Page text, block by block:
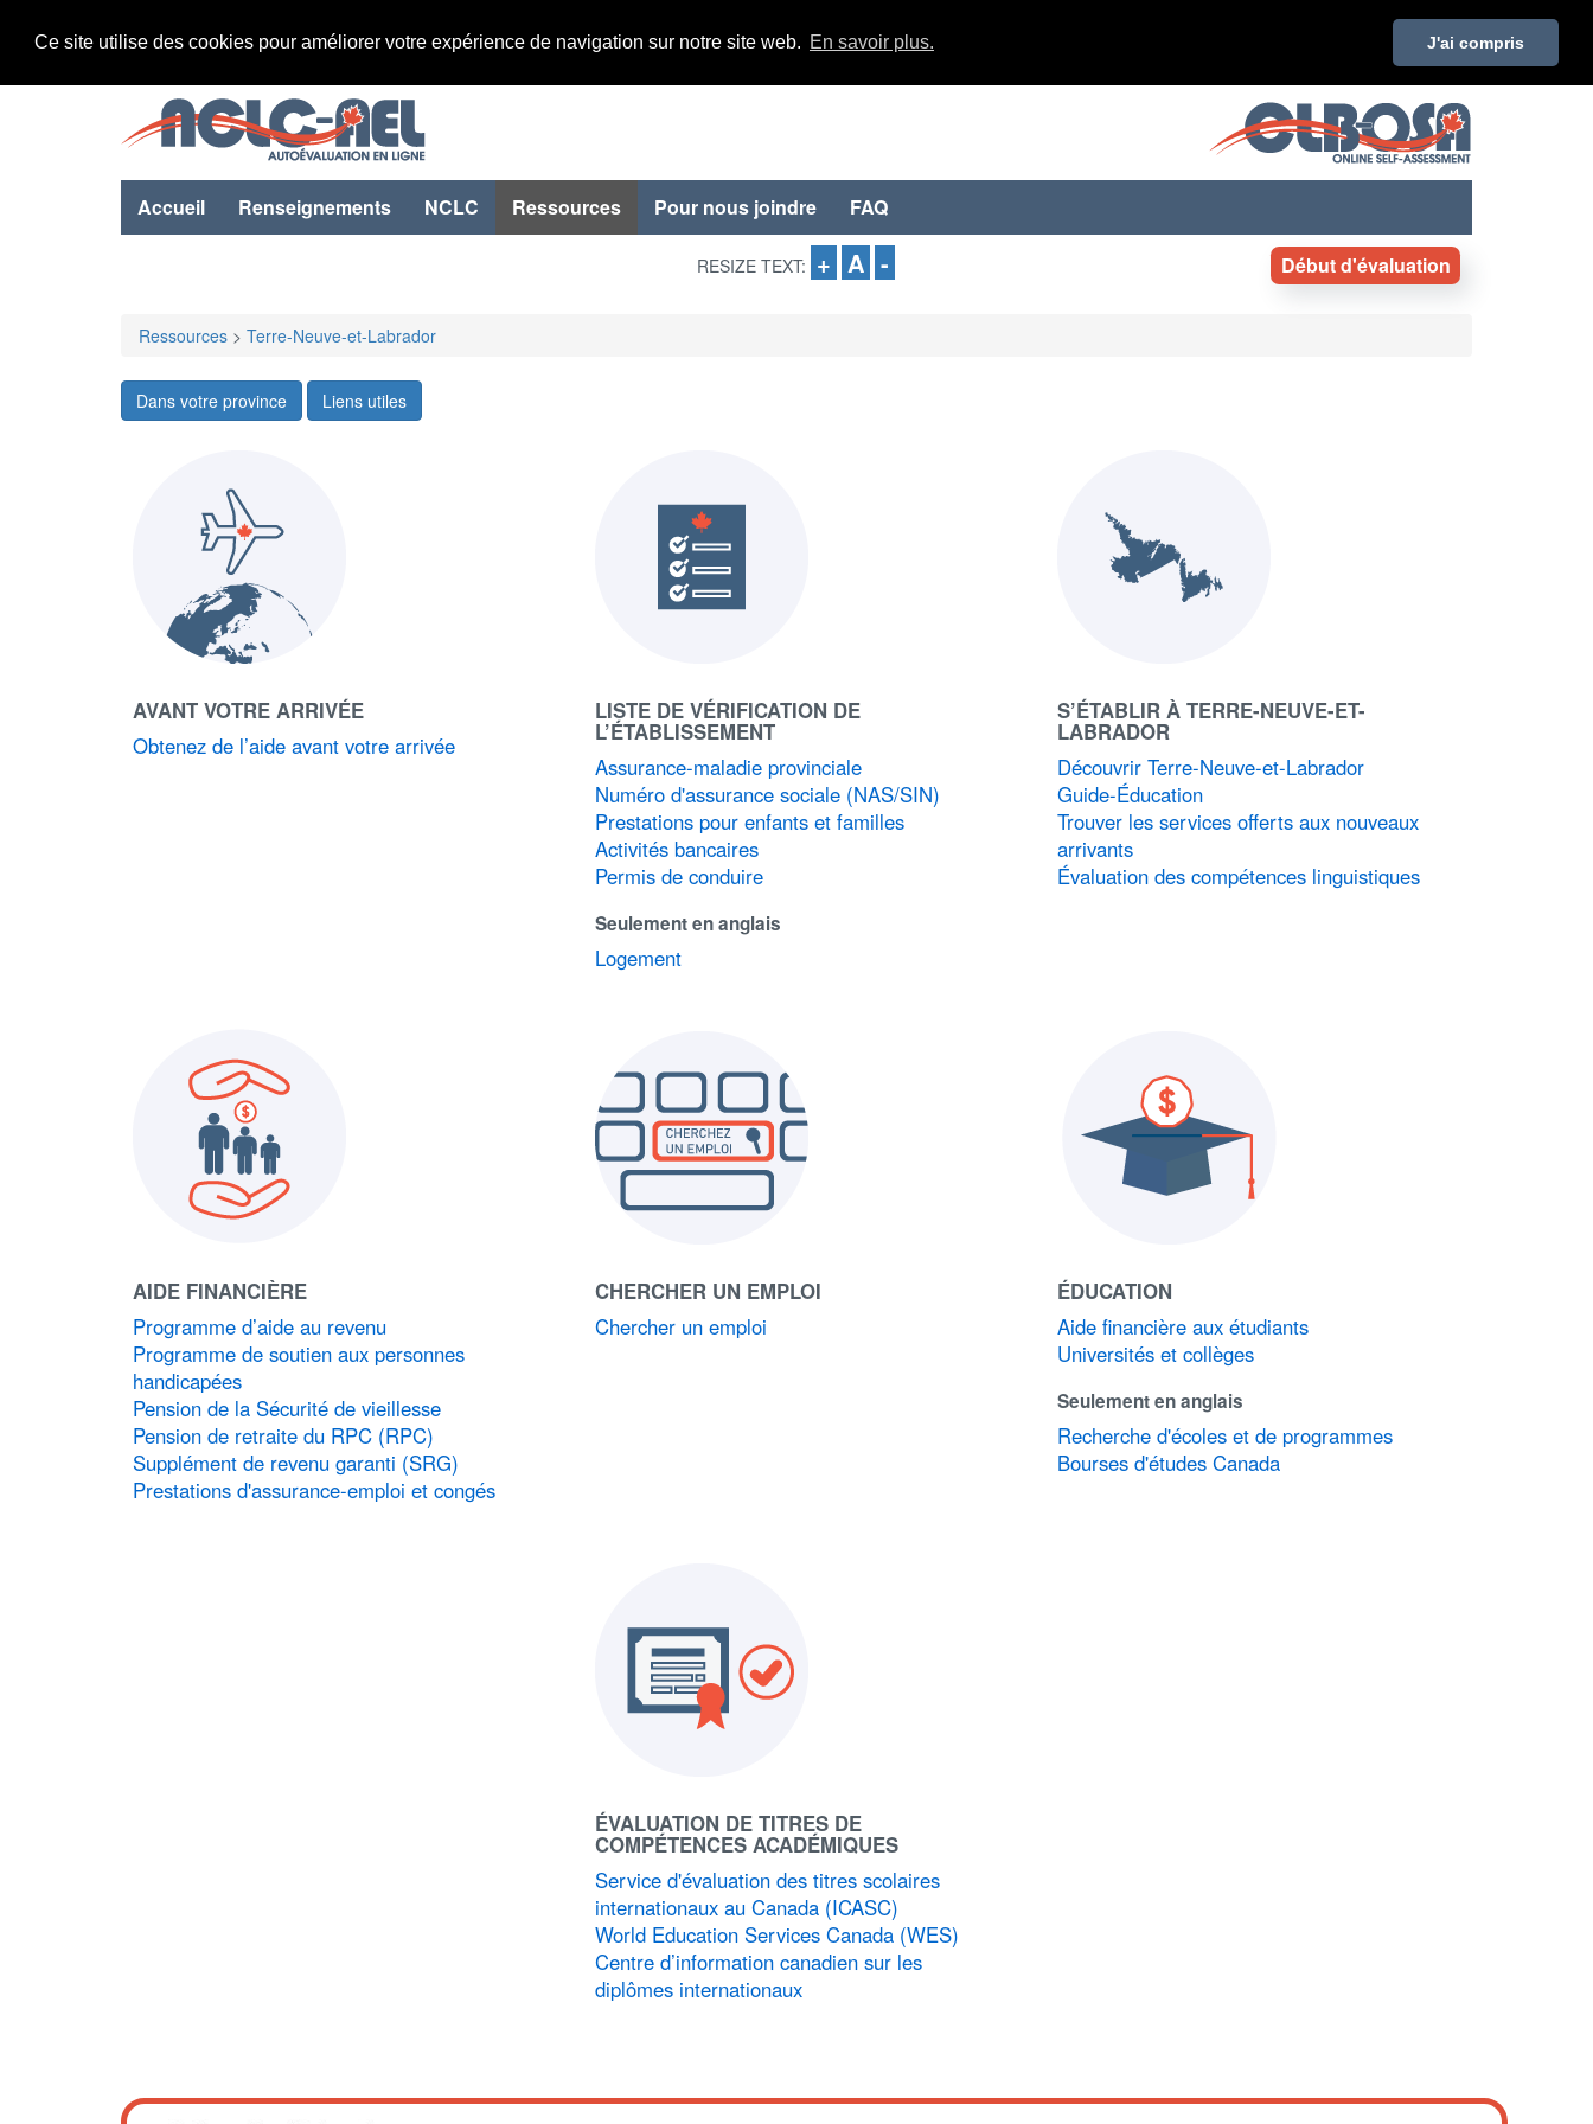
Ce site utilise des cookies pour améliorer votre expérience de navigation sur notre site web. En savoir plus. J'ai compris
Accueil Renseignements NCLC Ressources Pour nous joindre FAQ
RESIZE TEXT: + A - Début d'évaluation
Ressources > Terre-Neuve-et-Labrador
Dans votre province Liens utiles
AVANT VOTRE ARRIVÉE
Obtenez de l’aide avant votre arrivée
LISTE DE VÉRIFICATION DE
L’ÉTABLISSEMENT
Assurance-maladie provinciale
Numéro d'assurance sociale (NAS/SIN)
Prestations pour enfants et familles
Activités bancaires
Permis de conduire
Seulement en anglais
Logement
S’ÉTABLIR À TERRE-NEUVE-ET-
LABRADOR
Découvrir Terre-Neuve-et-Labrador
Guide-Éducation
Trouver les services offerts aux nouveaux
arrivants
Évaluation des compétences linguistiques
AIDE FINANCIÈRE
Programme d’aide au revenu
Programme de soutien aux personnes
handicapées
Pension de la Sécurité de vieillesse
Pension de retraite du RPC (RPC)
Supplément de revenu garanti (SRG)
Prestations d'assurance-emploi et congés
CHERCHER UN EMPLOI
Chercher un emploi
ÉDUCATION
Aide financière aux étudiants
Universités et collèges
Seulement en anglais
Recherche d'écoles et de programmes
Bourses d'études Canada
ÉVALUATION DE TITRES DE
COMPÉTENCES ACADÉMIQUES
Service d'évaluation des titres scolaires
internationaux au Canada (ICASC)
World Education Services Canada (WES)
Centre d’information canadien sur les
diplômes internationaux